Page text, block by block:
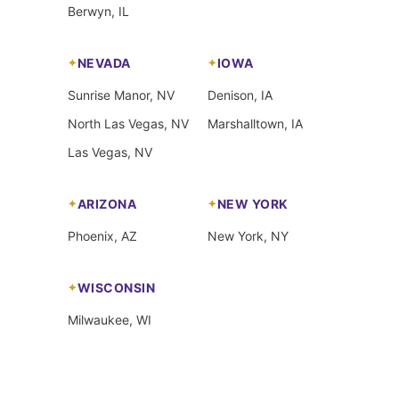
Berwyn, IL
NEVADA
Sunrise Manor, NV
North Las Vegas, NV
Las Vegas, NV
IOWA
Denison, IA
Marshalltown, IA
ARIZONA
Phoenix, AZ
NEW YORK
New York, NY
WISCONSIN
Milwaukee, WI